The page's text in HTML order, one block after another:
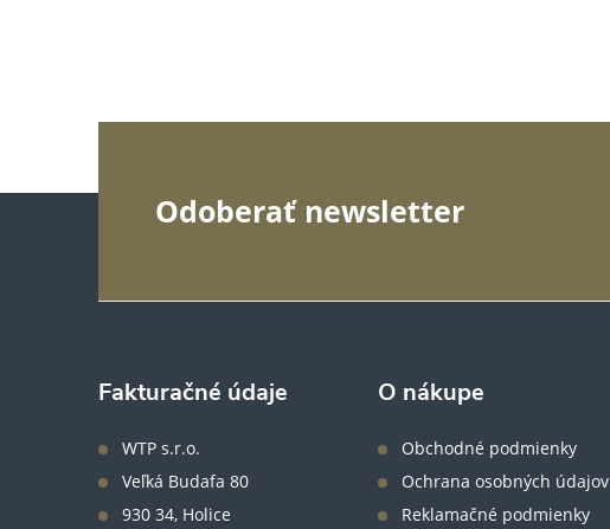
Odoberať newsletter
Fakturačné údaje
WTP s.r.o.
Veľká Budafa 80
930 34, Holice
O nákupe
Obchodné podmienky
Ochrana osobných údajov
Reklamačné podmienky